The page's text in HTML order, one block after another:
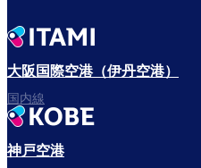
さぁ、出発！
フライトをお楽しみください。
大阪国際空港（伊丹空港）
国内線
神戸空港